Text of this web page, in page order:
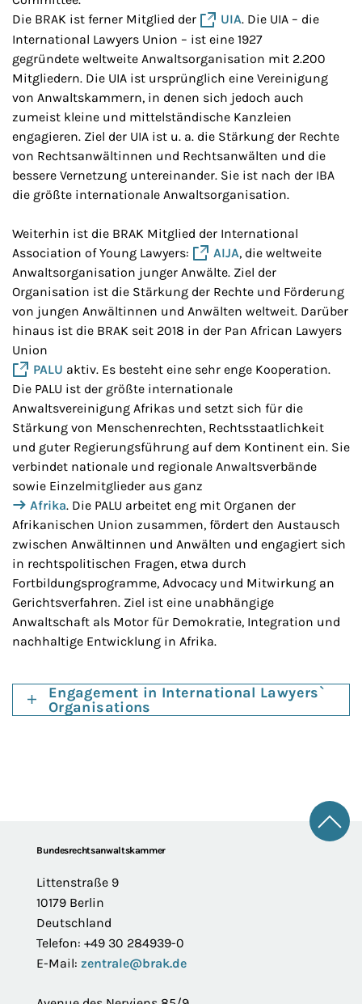
Die BRAK ist ferner Mitglied der
UIA. Die UIA – die
International Lawyers Union – ist eine 1927
gegründete weltweite Anwaltsorganisation mit 2.200
Mitgliedern. Die UIA ist ursprünglich eine Vereinigung
von Anwaltskammern, in denen sich jedoch auch
zumeist kleine und mittelständische Kanzleien
engagieren. Ziel der UIA ist u. a. die Stärkung der Rechte
von Rechtsanwältinnen und Rechtsanwälten und die
bessere Vernetzung untereinander. Sie ist nach der IBA
die größte internationale Anwaltsorganisation.
Weiterhin ist die BRAK Mitglied der International
Association of Young Lawyers:
AIJA, die weltweite
Anwaltsorganisation junger Anwälte. Ziel der
Organisation ist die Stärkung der Rechte und Förderung
von jungen Anwältinnen und Anwälten weltweit. Darüber
hinaus ist die BRAK seit 2018 in der Pan African Lawyers
Union
PALU aktiv. Es besteht eine sehr enge Kooperation.
Die PALU ist der größte internationale
Anwaltsvereinigung Afrikas und setzt sich für die
Stärkung von Menschenrechten, Rechtsstaatlichkeit
und guter Regierungsführung auf dem Kontinent ein. Sie
verbindet nationale und regionale Anwaltsverbände
sowie Einzelmitglieder aus ganz
Afrika. Die PALU arbeitet eng mit Organen der
Afrikanischen Union zusammen, fördert den Austausch
zwischen Anwältinnen und Anwälten und engagiert sich
in rechtspolitischen Fragen, etwa durch
Fortbildungsprogramme, Advocacy und Mitwirkung an
Gerichtsverfahren. Ziel ist eine unabhängige
Anwaltschaft als Motor für Demokratie, Integration und
nachhaltige Entwicklung in Afrika.
Engagement in International Lawyers`
Organisations
FooterBundesrechtsanwaltskammer
Littenstraße 9
10179 Berlin
Deutschland
Telefon: +49 30 284939-0
E-Mail: zentrale@brak.de